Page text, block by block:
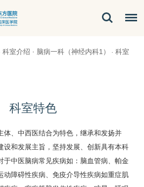
科室介绍 · 脑病一科（神经内科1） · 科室
科室特色
、中西医结合为特色，继承和发扬并
设和发展主旨，坚持发展、创新具有本科
于中医脑病常见疾病如：脑血管病、帕金
动障碍性疾病、免疫介导性疾病如重症肌